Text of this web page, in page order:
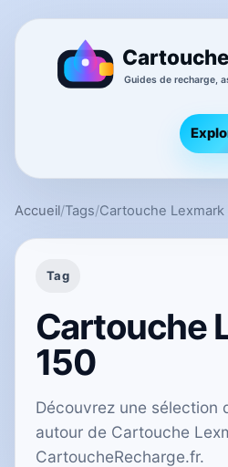
Accueil/Tags/Cartouche Lexmark
Tag
Cartouche
150
Découvrez une sélection
autour de Cartouche
CartoucheRecharge.fr.